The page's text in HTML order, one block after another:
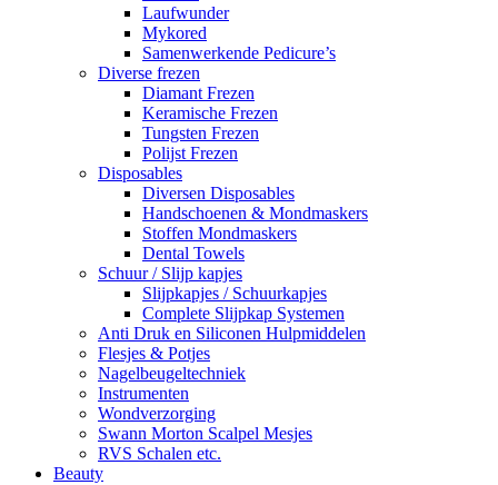
Laufwunder
Mykored
Samenwerkende Pedicure’s
Diverse frezen
Diamant Frezen
Keramische Frezen
Tungsten Frezen
Polijst Frezen
Disposables
Diversen Disposables
Handschoenen & Mondmaskers
Stoffen Mondmaskers
Dental Towels
Schuur / Slijp kapjes
Slijpkapjes / Schuurkapjes
Complete Slijpkap Systemen
Anti Druk en Siliconen Hulpmiddelen
Flesjes & Potjes
Nagelbeugeltechniek
Instrumenten
Wondverzorging
Swann Morton Scalpel Mesjes
RVS Schalen etc.
Beauty